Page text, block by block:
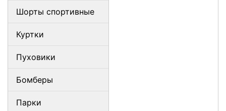
Шорты спортивные
Куртки
Пуховики
Бомберы
Парки